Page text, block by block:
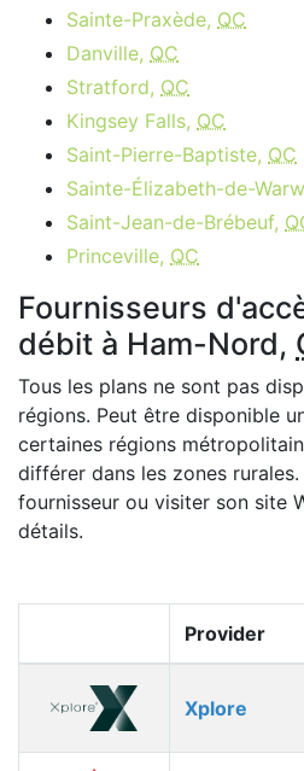
Sainte-Praxède, QC
Danville, QC
Stratford, QC
Kingsey Falls, QC
Saint-Pierre-Baptiste, QC
Sainte-Élizabeth-de-
Saint-Jean-de-Brébeuf,
Princeville, QC
Fournisseurs
débit à Ham-Nord,
Tous les plans ne sont pas
régions. Peut être disponible
certaines régions
différer dans les zones
fournisseur ou visiter son site
détails.
Provider
Xplore